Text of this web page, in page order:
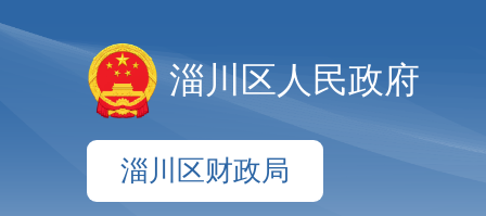
淄川区人民政府
淄川区财政局